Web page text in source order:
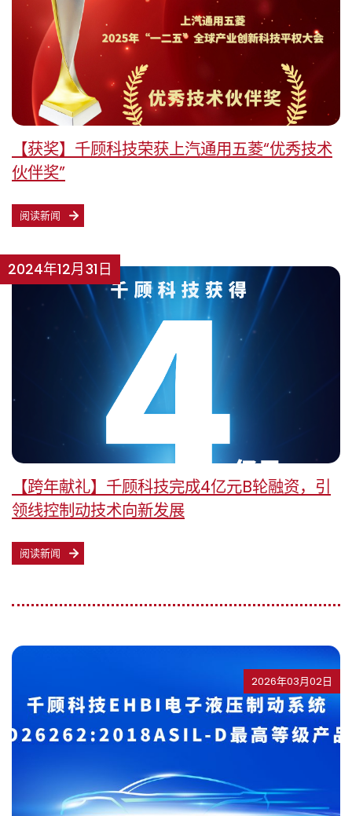
【获奖】千顾科技荣获上汽通用五菱“优秀技术
伙伴奖”
阅读新闻
2024年12月31日
【跨年献礼】千顾科技完成4亿元B轮融资，引
领线控制动技术向新发展
阅读新闻
2026年03月02日